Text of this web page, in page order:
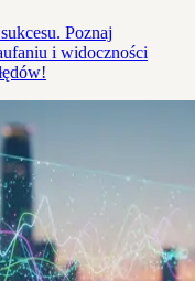
Poznaj
i widoczności